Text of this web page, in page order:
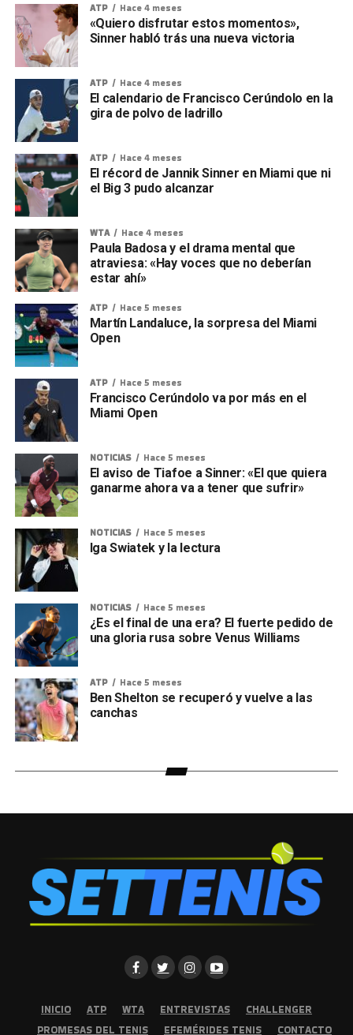
ATP Hace 4 meses
«Quiero disfrutar estos momentos»,
Sinner habló trás una nueva victoria
ATP Hace 4 meses
El calendario de Francisco Cerúndolo en la
gira de polvo de ladrillo
ATP Hace 4 meses
El récord de Jannik Sinner en Miami que ni
el Big 3 pudo alcanzar
WTA Hace 4 meses
Paula Badosa y el drama mental que
atraviesa: «Hay voces que no deberían
estar ahí»
ATP Hace 5 meses
Martín Landaluce, la sorpresa del Miami
Open
ATP Hace 5 meses
Francisco Cerúndolo va por más en el
Miami Open
NOTICIAS Hace 5 meses
El aviso de Tiafoe a Sinner: «El que quiera
ganarme ahora va a tener que sufrir»
NOTICIAS Hace 5 meses
Iga Swiatek y la lectura
NOTICIAS Hace 5 meses
¿Es el final de una era? El fuerte pedido de
una gloria rusa sobre Venus Williams
ATP Hace 5 meses
Ben Shelton se recuperó y vuelve a las
canchas
INICIO ATP WTA ENTREVISTAS
CHALLENGER
PROMESAS DEL TENIS
EFEMÉRIDES TENIS CONTACTO